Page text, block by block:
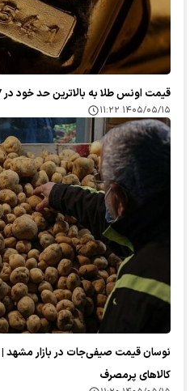
قیمت اونس طلا به بالاترین حد خود در ۷ هفته اخیر رسید
۱۴۰۵/۰۵/۱۵ ۱۱:۲۲
نوسان قیمت صیفی‌جات در بازار مشهد
کالا‌های پرمصرف